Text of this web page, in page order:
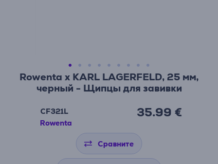
Rowenta x KARL LAGERFELD, 25 мм,
черный - Щипцы для завивки
CF321L
Rowenta
35.99 €
Сравните